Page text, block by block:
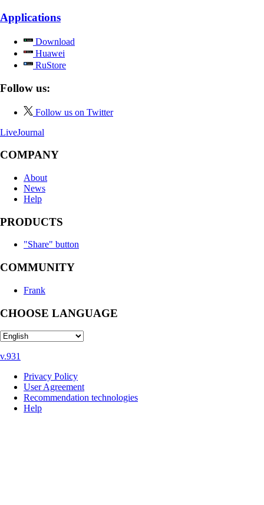
Applications
Download
Huawei
RuStore
Follow us:
Follow us on Twitter
LiveJournal
COMPANY
About
News
Help
PRODUCTS
"Share" button
COMMUNITY
Frank
CHOOSE LANGUAGE
v.931
Privacy Policy
User Agreement
Recommendation technologies
Help